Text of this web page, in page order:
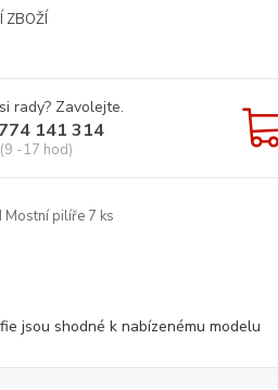
ZBOŽÍ
rady? Zavolejte.
141 314
-17 hod)
Mostní pilíře 7 ks
jsou shodné k nabízenému